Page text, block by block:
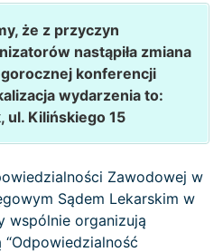
że z przyczyn
nastąpiła zmiana
konferencji
wydarzenia to:
ul. Kilińskiego 15
Zawodowej w
Sądem Lekarskim w
wspólnie organizują